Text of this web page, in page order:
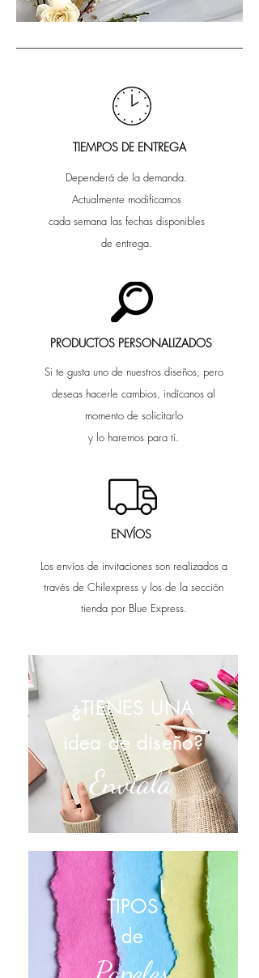
TIEMPOS DE ENTREGA
Dependerá de la demanda.
Actualmente modificamos
cada semana las fechas disponibles
de entrega.
PRODUCTOS PERSONALIZADOS
Si te gusta uno de nuestros diseños, pero
deseas hacerle cambios, indícanos al
momento de solicitarlo
y lo haremos para ti.
ENVÍOS
Los envíos de invitaciones son realizados a
través de Chilexpress y los de la sección
tienda por Blue Express.
¿TIENES UNA
Envíala
idea de diseño?
TIPOS
de